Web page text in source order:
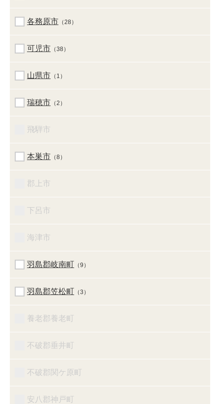
各務原市 （28）
可児市 （38）
山県市 （1）
瑞穂市 （2）
飛騨市
本巣市 （8）
郡上市
下呂市
海津市
羽島郡岐南町 （9）
羽島郡笠松町 （3）
養老郡養老町
不破郡垂井町
不破郡関ケ原町
安八郡神戸町